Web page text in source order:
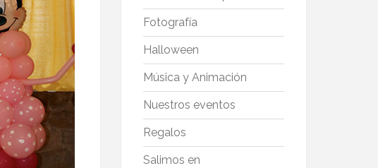
Fotografía
Halloween
Música y Animación
Nuestros eventos
Regalos
Salimos en